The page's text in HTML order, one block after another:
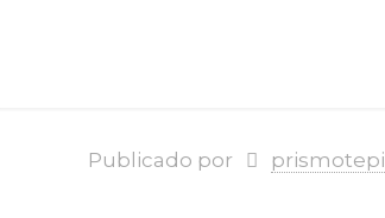
Publicado por prismotepi